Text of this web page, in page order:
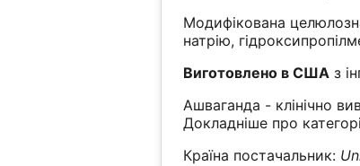
Модифікована
натрію,
Виготовлено в США з
Ашваганда - клінічно
Докладніше про
Країна постачальник: